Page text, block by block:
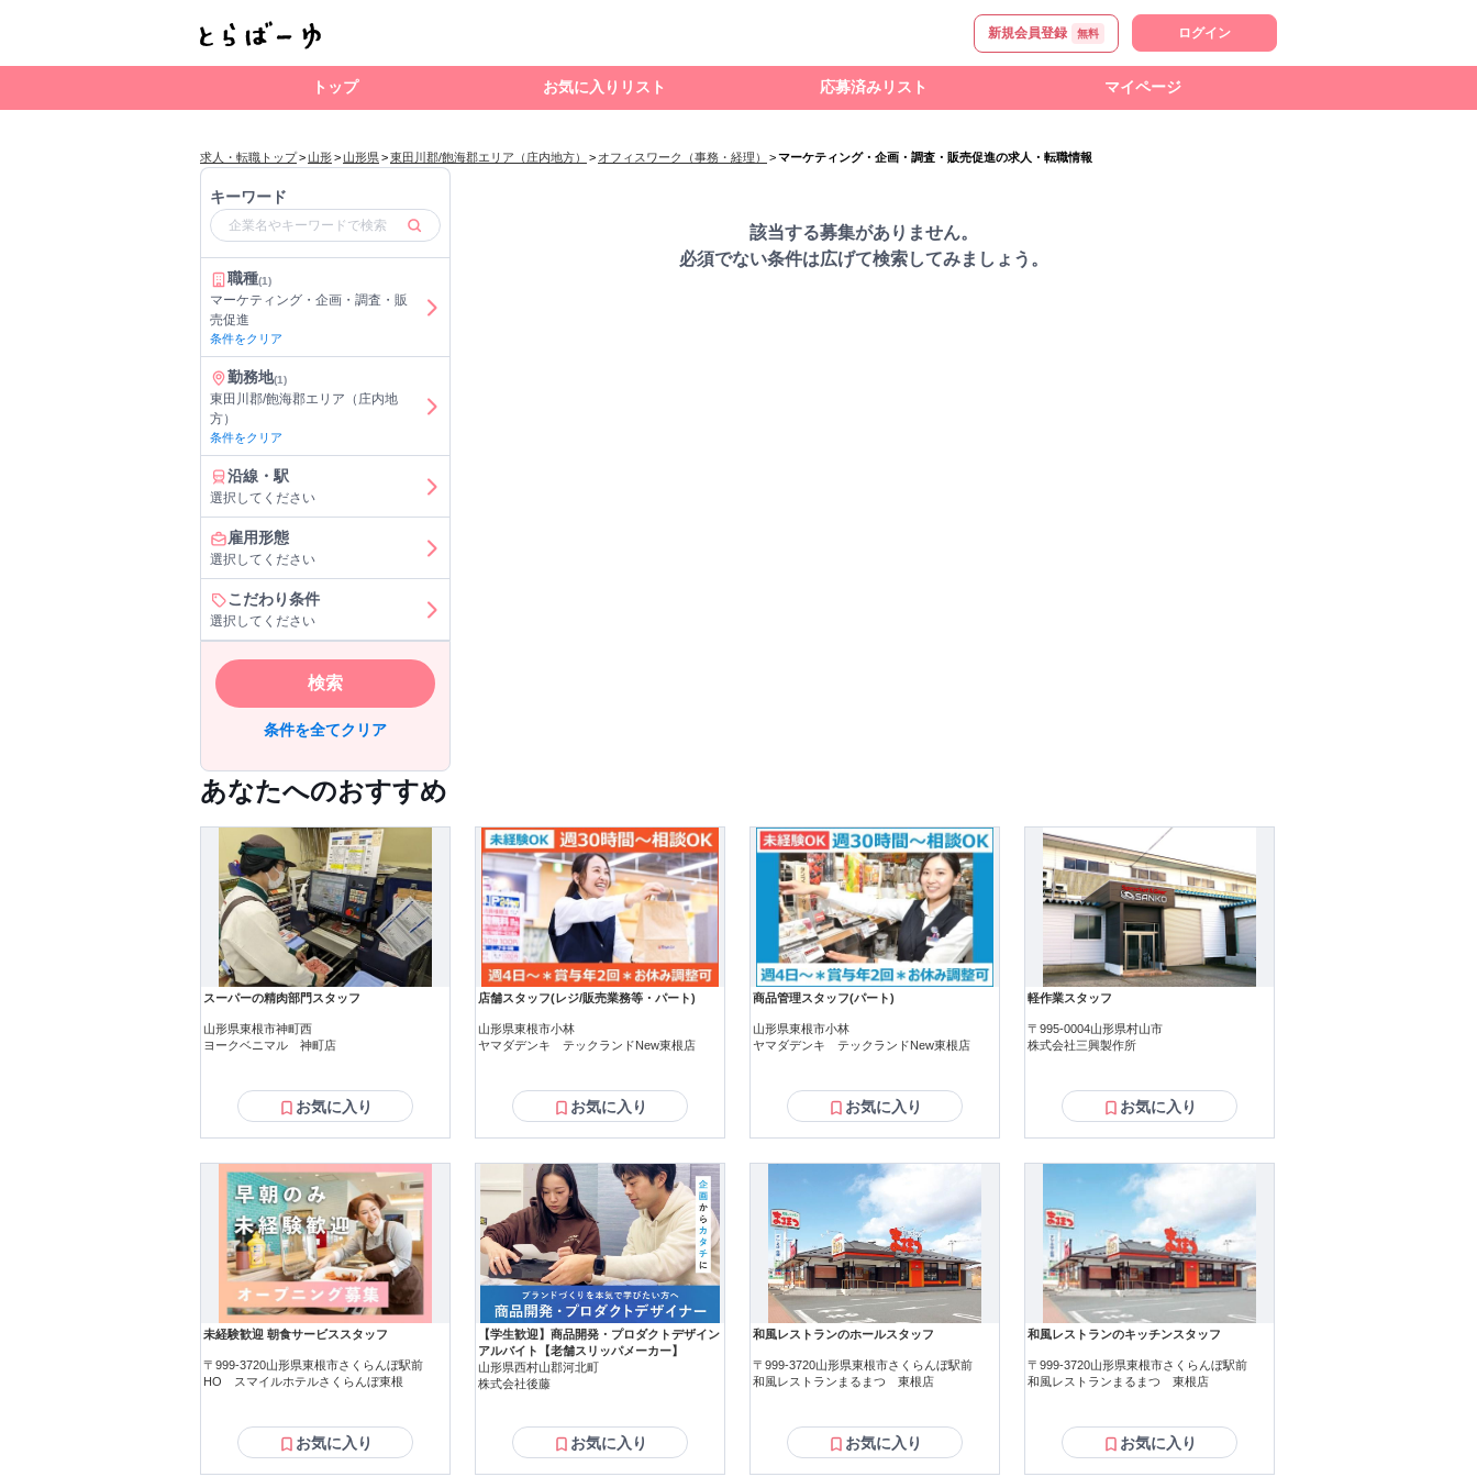
新規会員登録 無料 ログイン
トップ お気に入りリスト 応募済みリスト マイページ
求人・転職トップ> 山形> 山形県>東田川郡/飽海郡エリア（庄内地方） > オフィスワーク（事務・経理） >マーケティング・企画・調査・販売促進の求人・転職情報
キーワード
職種(1)
マーケティング・企画・調査・販
売促進
条件をクリア
勤務地(1)
東田川郡/飽海郡エリア（庄内地
方）
条件をクリア
沿線・駅
選択してください
雇用形態
選択してください
こだわり条件
選択してください
検索
条件を全てクリア
該当する募集がありません。
必須でない条件は広げて検索してみましょう。
あなたへのおすすめ
スーパーの精肉部門スタッフ
山形県東根市神町西
ヨークベニマル 神町店
お気に入り
店舗スタッフ(レジ/販売業務等・パート)
山形県東根市小林
ヤマダデンキ テックランドNew東根店
お気に入り
商品管理スタッフ(パート)
山形県東根市小林
ヤマダデンキ テックランドNew東根店
お気に入り
軽作業スタッフ
〒995-0004山形県村山市
株式会社三興製作所
お気に入り
未経験歓迎 朝食サービススタッフ
〒999-3720山形県東根市さくらんぼ駅前
HO スマイルホテルさくらんぼ東根
お気に入り
【学生歓迎】商品開発・プロダクトデザイン
アルバイト【老舗スリッパメーカー】
山形県西村山郡河北町
株式会社後藤
お気に入り
和風レストランのホールスタッフ
〒999-3720山形県東根市さくらんぼ駅前
和風レストランまるまつ 東根店
お気に入り
和風レストランのキッチンスタッフ
〒999-3720山形県東根市さくらんぼ駅前
和風レストランまるまつ 東根店
お気に入り